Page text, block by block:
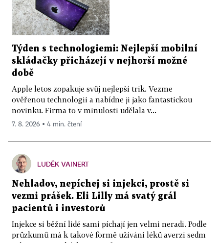
Týden s technologiemi: Nejlepší mobilní
skládačky přicházejí v nejhorší možné
době
Apple letos zopakuje svůj nejlepší trik. Vezme
ověřenou technologii a nabídne ji jako fantastickou
novinku. Firma to v minulosti udělala v...
7. 8. 2026 ▪ 4 min. čtení
LUDĚK VAINERT
Nehladov, nepíchej si injekci, prostě si
vezmi prášek. Eli Lilly má svatý grál
pacientů i investorů
Injekce si běžní lidé sami píchají jen velmi neradi. Podle
průzkumů má k takové formě užívání léků averzi sedm